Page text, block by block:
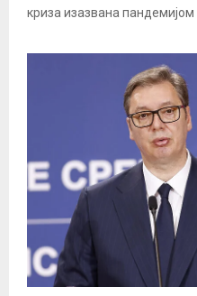
криза изазвана пандемијом